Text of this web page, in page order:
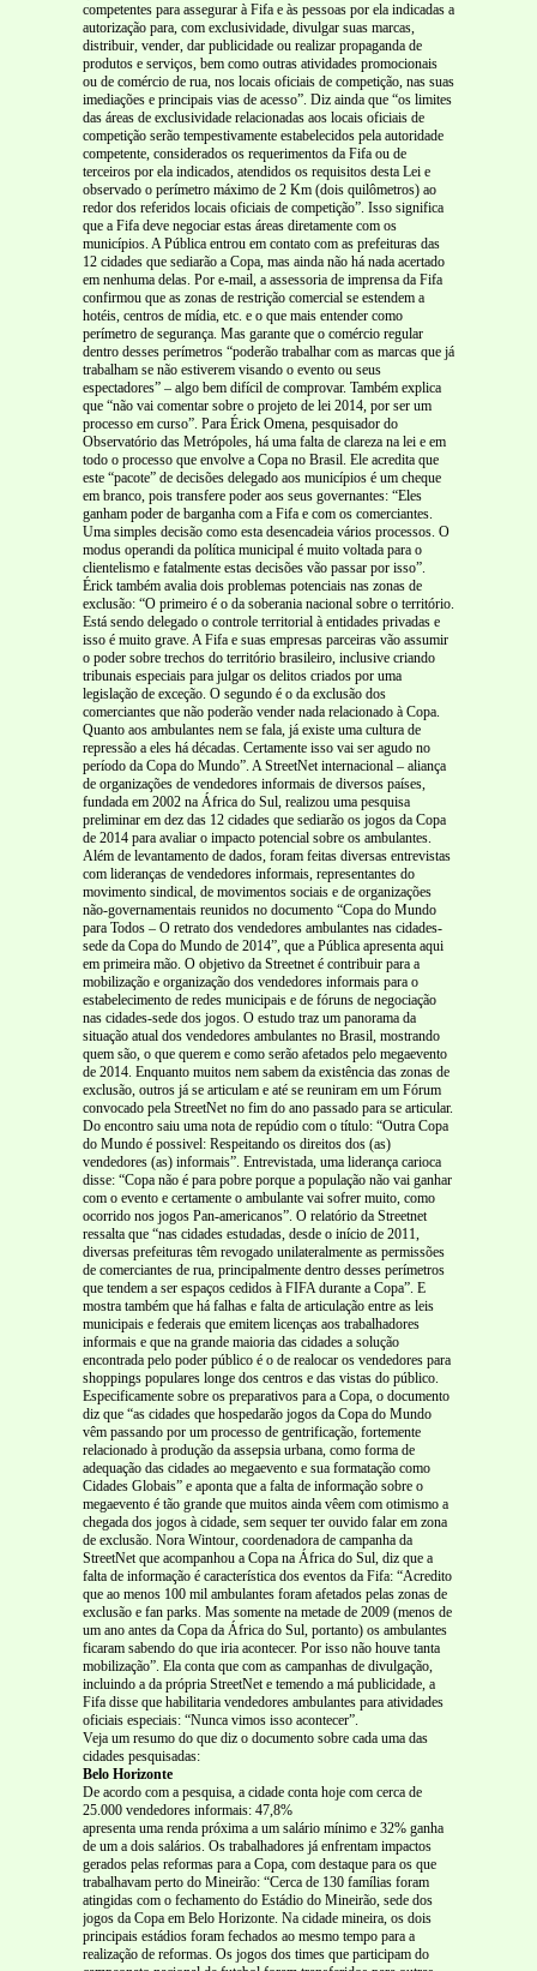
competentes para assegurar à Fifa e às pessoas por ela indicadas a
autorização para, com exclusividade, divulgar suas marcas,
distribuir, vender, dar publicidade ou realizar propaganda de
produtos e serviços, bem como outras atividades promocionais
ou de comércio de rua, nos locais oficiais de competição, nas suas
imediações e principais vias de acesso”. Diz ainda que “os limites
das áreas de exclusividade relacionadas aos locais oficiais de
competição serão tempestivamente estabelecidos pela autoridade
competente, considerados os requerimentos da Fifa ou de
terceiros por ela indicados, atendidos os requisitos desta Lei e
observado o perímetro máximo de 2 Km (dois quilômetros) ao
redor dos referidos locais oficiais de competição”. Isso significa
que a Fifa deve negociar estas áreas diretamente com os
municípios. A Pública entrou em contato com as prefeituras das
12 cidades que sediarão a Copa, mas ainda não há nada acertado
em nenhuma delas. Por e-mail, a assessoria de imprensa da Fifa
confirmou que as zonas de restrição comercial se estendem a
hotéis, centros de mídia, etc. e o que mais entender como
perímetro de segurança. Mas garante que o comércio regular
dentro desses perímetros “poderão trabalhar com as marcas que já
trabalham se não estiverem visando o evento ou seus
espectadores” – algo bem difícil de comprovar. Também explica
que “não vai comentar sobre o projeto de lei 2014, por ser um
processo em curso”. Para Érick Omena, pesquisador do
Observatório das Metrópoles, há uma falta de clareza na lei e em
todo o processo que envolve a Copa no Brasil. Ele acredita que
este “pacote” de decisões delegado aos municípios é um cheque
em branco, pois transfere poder aos seus governantes: “Eles
ganham poder de barganha com a Fifa e com os comerciantes.
Uma simples decisão como esta desencadeia vários processos. O
modus operandi da política municipal é muito voltada para o
clientelismo e fatalmente estas decisões vão passar por isso”.
Érick também avalia dois problemas potenciais nas zonas de
exclusão: “O primeiro é o da soberania nacional sobre o território.
Está sendo delegado o controle territorial à entidades privadas e
isso é muito grave. A Fifa e suas empresas parceiras vão assumir
o poder sobre trechos do território brasileiro, inclusive criando
tribunais especiais para julgar os delitos criados por uma
legislação de exceção. O segundo é o da exclusão dos
comerciantes que não poderão vender nada relacionado à Copa.
Quanto aos ambulantes nem se fala, já existe uma cultura de
repressão a eles há décadas. Certamente isso vai ser agudo no
período da Copa do Mundo”. A StreetNet internacional – aliança
de organizações de vendedores informais de diversos países,
fundada em 2002 na África do Sul, realizou uma pesquisa
preliminar em dez das 12 cidades que sediarão os jogos da Copa
de 2014 para avaliar o impacto potencial sobre os ambulantes.
Além de levantamento de dados, foram feitas diversas entrevistas
com lideranças de vendedores informais, representantes do
movimento sindical, de movimentos sociais e de organizações
não-governamentais reunidos no documento “Copa do Mundo
para Todos – O retrato dos vendedores ambulantes nas cidades-
sede da Copa do Mundo de 2014”, que a Pública apresenta aqui
em primeira mão. O objetivo da Streetnet é contribuir para a
mobilização e organização dos vendedores informais para o
estabelecimento de redes municipais e de fóruns de negociação
nas cidades-sede dos jogos. O estudo traz um panorama da
situação atual dos vendedores ambulantes no Brasil, mostrando
quem são, o que querem e como serão afetados pelo megaevento
de 2014. Enquanto muitos nem sabem da existência das zonas de
exclusão, outros já se articulam e até se reuniram em um Fórum
convocado pela StreetNet no fim do ano passado para se articular.
Do encontro saiu uma nota de repúdio com o título: “Outra Copa
do Mundo é possivel: Respeitando os direitos dos (as)
vendedores (as) informais”. Entrevistada, uma liderança carioca
disse: “Copa não é para pobre porque a população não vai ganhar
com o evento e certamente o ambulante vai sofrer muito, como
ocorrido nos jogos Pan-americanos”. O relatório da Streetnet
ressalta que “nas cidades estudadas, desde o início de 2011,
diversas prefeituras têm revogado unilateralmente as permissões
de comerciantes de rua, principalmente dentro desses perímetros
que tendem a ser espaços cedidos à FIFA durante a Copa”. E
mostra também que há falhas e falta de articulação entre as leis
municipais e federais que emitem licenças aos trabalhadores
informais e que na grande maioria das cidades a solução
encontrada pelo poder público é o de realocar os vendedores para
shoppings populares longe dos centros e das vistas do público.
Especificamente sobre os preparativos para a Copa, o documento
diz que “as cidades que hospedarão jogos da Copa do Mundo
vêm passando por um processo de gentrificação, fortemente
relacionado à produção da assepsia urbana, como forma de
adequação das cidades ao megaevento e sua formatação como
Cidades Globais” e aponta que a falta de informação sobre o
megaevento é tão grande que muitos ainda vêem com otimismo a
chegada dos jogos à cidade, sem sequer ter ouvido falar em zona
de exclusão. Nora Wintour, coordenadora de campanha da
StreetNet que acompanhou a Copa na África do Sul, diz que a
falta de informação é característica dos eventos da Fifa: “Acredito
que ao menos 100 mil ambulantes foram afetados pelas zonas de
exclusão e fan parks. Mas somente na metade de 2009 (menos de
um ano antes da Copa da África do Sul, portanto) os ambulantes
ficaram sabendo do que iria acontecer. Por isso não houve tanta
mobilização”. Ela conta que com as campanhas de divulgação,
incluindo a da própria StreetNet e temendo a má publicidade, a
Fifa disse que habilitaria vendedores ambulantes para atividades
oficiais especiais: “Nunca vimos isso acontecer”.
Veja um resumo do que diz o documento sobre cada uma das
cidades pesquisadas:
Belo Horizonte
De acordo com a pesquisa, a cidade conta hoje com cerca de
25.000 vendedores informais: 47,8%
apresenta uma renda próxima a um salário mínimo e 32% ganha
de um a dois salários. Os trabalhadores já enfrentam impactos
gerados pelas reformas para a Copa, com destaque para os que
trabalhavam perto do Mineirão: “Cerca de 130 famílias foram
atingidas com o fechamento do Estádio do Mineirão, sede dos
jogos da Copa em Belo Horizonte. Na cidade mineira, os dois
principais estádios foram fechados ao mesmo tempo para a
realização de reformas. Os jogos dos times que participam do